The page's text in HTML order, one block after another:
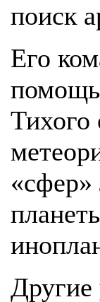
поиск
Его
Тихого
Другие